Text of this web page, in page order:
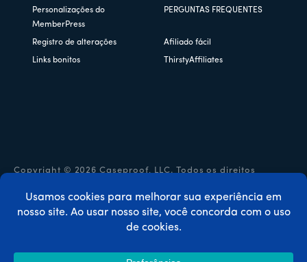
Personalizações do
MemberPress
PERGUNTAS FREQUENTES
Registro de alterações Afiliado fácil
Links bonitos ThirstyAffiliates
Copyright © 2026 Caseproof, LLC. Todos os direitos
Política de privacidade Reembolsos
Termos e condições
Código de cupom MemberPress